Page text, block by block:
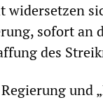
sofort
des
und